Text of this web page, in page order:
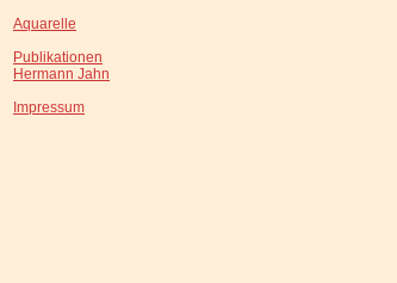
Aquarelle
Publikationen
Hermann Jahn
Impressum